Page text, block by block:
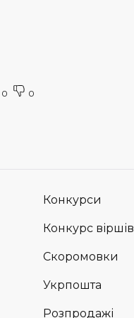
0 0
Конкурси
Конкурс віршів
Скоромовки
Укрпошта
Розпродажі